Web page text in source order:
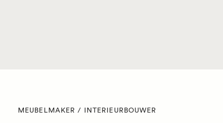
MEUBELMAKER / INTERIEURBOUWER